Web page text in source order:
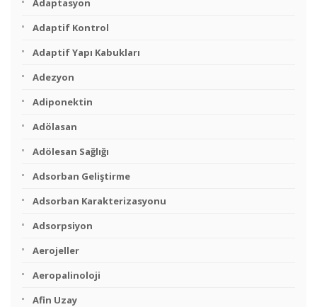
Adaptasyon
Adaptif Kontrol
Adaptif Yapı Kabukları
Adezyon
Adiponektin
Adölasan
Adölesan Sağlığı
Adsorban Geliştirme
Adsorban Karakterizasyonu
Adsorpsiyon
Aerojeller
Aeropalinoloji
Afin Uzay